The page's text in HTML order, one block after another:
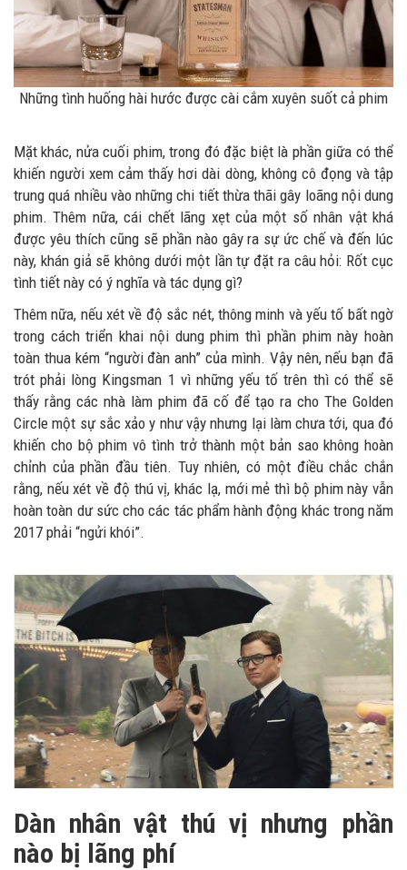
Những tình huống hài hước được cài cắm xuyên suốt cả phim
Mặt khác, nửa cuối phim, trong đó đặc biệt là phần giữa có thể
khiến người xem cảm thấy hơi dài dòng, không cô đọng và tập
trung quá nhiều vào những chi tiết thừa thãi gây loãng nội dung
phim. Thêm nữa, cái chết lãng xẹt của một số nhân vật khá
được yêu thích cũng sẽ phần nào gây ra sự ức chế và đến lúc
này, khán giả sẽ không dưới một lần tự đặt ra câu hỏi: Rốt cục
tình tiết này có ý nghĩa và tác dụng gì?
Thêm nữa, nếu xét về độ sắc nét, thông minh và yếu tố bất ngờ
trong cách triển khai nội dung phim thì phần phim này hoàn
toàn thua kém “người đàn anh” của mình. Vậy nên, nếu bạn đã
trót phải lòng Kingsman 1 vì những yếu tố trên thì có thể sẽ
thấy rằng các nhà làm phim đã cố để tạo ra cho The Golden
Circle một sự sắc xảo y như vậy nhưng lại làm chưa tới, qua đó
khiến cho bộ phim vô tình trở thành một bản sao không hoàn
chỉnh của phần đầu tiên. Tuy nhiên, có một điều chắc chắn
rằng, nếu xét về độ thú vị, khác lạ, mới mẻ thì bộ phim này vẫn
hoàn toàn dư sức cho các tác phẩm hành động khác trong năm
2017 phải “ngửi khói”.
Dàn nhân vật thú vị nhưng phần
nào bị lãng phí